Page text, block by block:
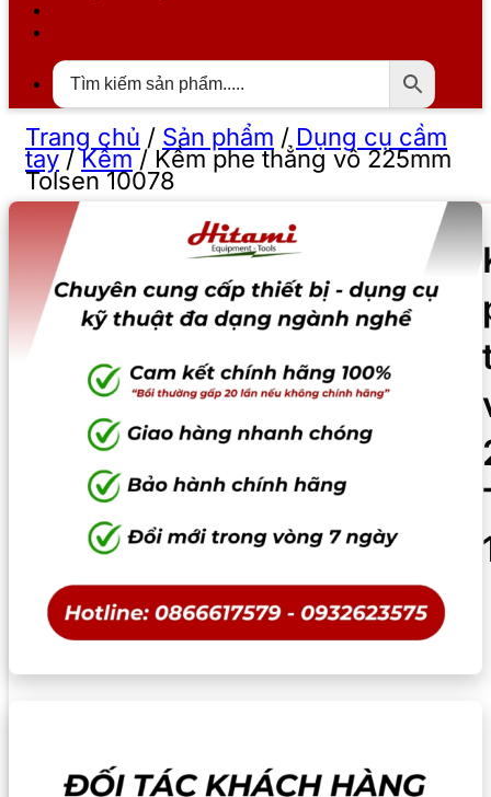
Trang chủ / Sản phẩm / Dụng cụ cầm
tay/Kềm/ Kềm phe thẳng vô 225mm
Tolsen 10078